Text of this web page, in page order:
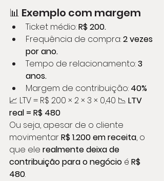
📊 Exemplo com margem
Ticket médio: R$ 200.
Frequência de compra: 2 vezes
por ano.
Tempo de relacionamento: 3
anos.
Margem de contribuição: 40%
📈 LTV = R$ 200 × 2 × 3 × 0,40 📉 LTV
real = R$ 480
Ou seja, apesar de o cliente
movimentar R$ 1.200 em receita, o
que ele realmente deixa de
contribuição para o negócio é R$
480.